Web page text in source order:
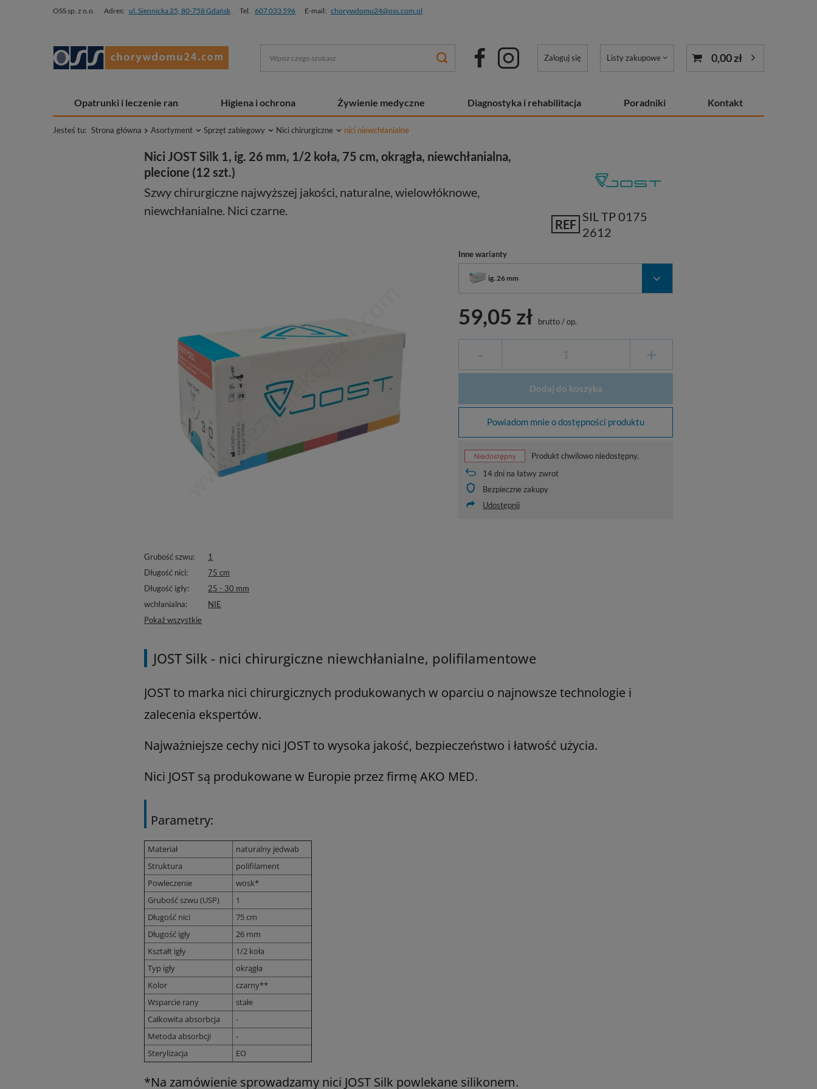
OSS sp. z o.o. Adres: ul. Siennicka 25, 80-758 Gdańsk Tel. 607 033 596 E-mail: chorywdomu24@oss.com.pl
Zaloguj się Listy zakupowe 0,00 zł
Opatrunki i leczenie ran Higiena i ochrona Żywienie medyczne Diagnostyka i rehabilitacja Poradniki Kontakt
Jesteś tu: Strona główna Asortyment Sprzęt zabiegowy Nici chirurgiczne nici niewchłanialne
Grubość szwu
1
Długość nici
75 cm
Długość igły
25 - 30 mm
wchłanialna
NIE
Pokaż wszystkie
Nici JOST Silk 1, ig. 26 mm, 1/2 koła, 75 cm, okrągła, niewchłanialna,
plecione (12 szt.)
Szwy chirurgiczne najwyższej jakości, naturalne, wielowłóknowe,
niewchłanialne. Nici czarne.
REF
SIL TP 0175
2612
Inne warianty
ig. 26 mm
59,05 zł brutto/op.
- +
Dodaj do koszyka
Powiadom mnie o dostępności produktu
Produkt chwilowo niedostępny.
14dni na łatwy zwrot
Bezpieczne zakupy
Udostępnij
JOST Silk - nici chirurgiczne niewchłanialne, polifilamentowe
JOST to marka nici chirurgicznych produkowanych w oparciu o najnowsze technologie i
zalecenia ekspertów.
Najważniejsze cechy nici JOST to wysoka jakość, bezpieczeństwo i łatwość użycia.
Nici JOST są produkowane w Europie przez firmę AKO MED.
Parametry:
Materiał
naturalny jedwab
Struktura
polifilament
Powleczenie
wosk*
Grubość szwu (USP)
1
Długość nici
75 cm
Długość igły
26 mm
Kształt igły
1/2 koła
Typ igły
okrągła
Kolor
czarny**
Wsparcie rany
stałe
Całkowita absorbcja
-
Metoda absorbcji
-
Sterylizacja
EO
*Na zamówienie sprowadzamy nici JOST Silk powlekane silikonem.